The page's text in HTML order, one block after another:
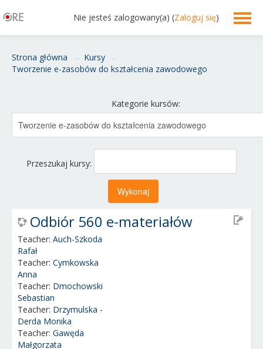
Nie jesteś zalogowany(a) (Zaloguj się)
Strona główna → Kursy
→
Tworzenie e-zasobów do kształcenia zawodowego
Kategorie kursów:
Przeszukaj kursy:
Odbiór 560 e-materiałów
Teacher: Auch-Szkoda
Rafał
Teacher: Cymkowska
Anna
Teacher: Dmochowski
Sebastian
Teacher: Drzymulska -
Derda Monika
Teacher: Gawęda
Małgorzata